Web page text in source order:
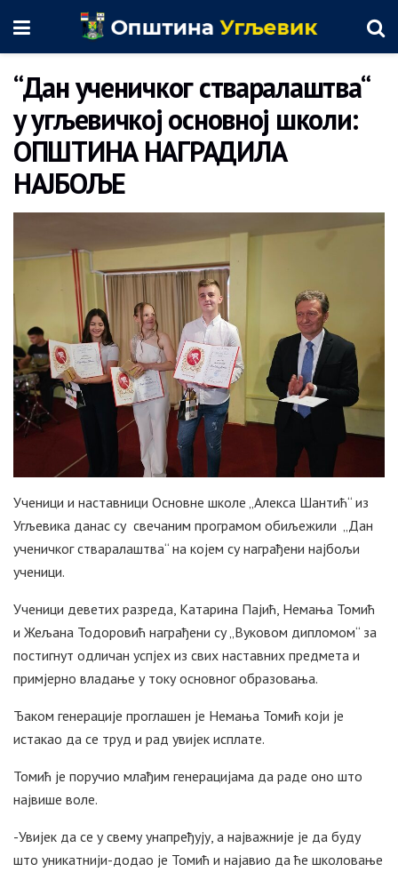
“Дан ученичког стваралаштва“
у угљевичкој основној школи:
ОПШТИНА НАГРАДИЛА
НАЈБОЉЕ
Ученици и наставници Основне школе „Алекса Шантић“ из
Угљевика данас су свечаним програмом обиљежили „Дан
ученичког стваралаштва“ на којем су награђени најбољи
ученици.
Ученици деветих разреда, Катарина Пајић, Немања Томић
и Жељана Тодоровић награђени су „Вуковом дипломом“ за
постигнут одличан успјех из свих наставних предмета и
примјерно владање у току основног образовања.
Ђаком генерације проглашен је Немања Томић који је
истакао да се труд и рад увијек исплате.
Томић је поручио млађим генерацијама да раде оно што
највише воле.
-Увијек да се у свему унапређују, а најважније је да буду
што уникатнији-додао је Томић и најавио да ће школовање